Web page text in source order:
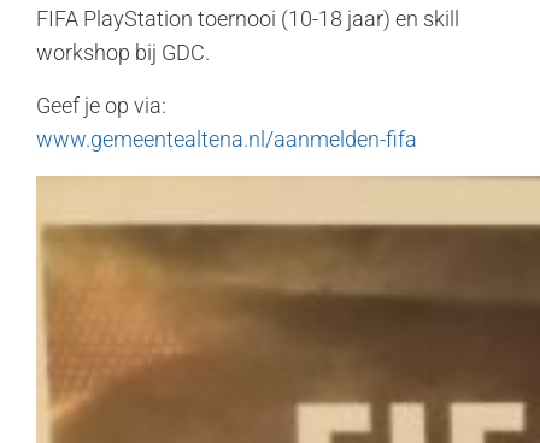
FIFA PlayStation toernooi (10-18 jaar) en skill
workshop bij GDC.
Geef je op via:
www.gemeentealtena.nl/aanmelden-fifa